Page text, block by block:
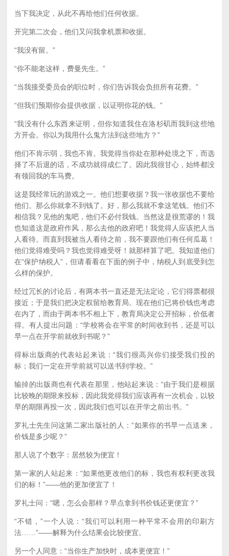
当下我决定，从此不再给他们任何收据。
开完第二次会，他们又问我拿机票和收据。
“我没有留。”
“你不能老这样，费曼先生。”
“当我接受委员会的职位时，你们告诉我会负担所有花费。”
“但我们预期你会提供收据，以证明你花的钱。”
“我没有什么东西来证明，但你知道我住在洛杉矶而我到这些地
方开会。你以为我用什么鬼方法到这些地方？”
他们不肯示弱，我也不肯。我觉得当你处在那种处境之下，而选
择了不后退的话，不成功就得成仁了。因此我很甘心，始终都没
有领回我的车马费。
这是我经常玩的游戏之一。他们想要收据？我一张收据也不要给
他们。那么你就拿不到钱了。好，那么我就不拿这笔钱。他们不
相信我？见他的鬼吧，他们不必付我钱。当然这是很荒谬的！我
也知道这是政府作风，那么去他的政府吧！我觉得人应该把人当
人看待。而直到我被当人看待之前，我不要跟他们有任何瓜葛！
他们觉得难受吗？我也觉得难受呀！就那样算了吧。我知道他们
在“保护纳税人”，但请看看在下面的例子中，纳税人到底受到怎
么样的保护。
经过冗长的讨论后，有两本书一直还是无法定论，它们得票都很
接近；于是我们把决定权留给教育局。现在他们已将价钱也考虑
在内了，而由于两本书不相上下，教育局决定公开招标，价低者
得。有人提出问题：“学校将会在平常的时间收到书，还是可以
早一点在开学前就收到书呢？”
得标出版商的代表站起来说：“我们很高兴你们接受我们投的
标；我们一定在开学前就可以送书到学校。”
输掉的出版商也有代表在那里，他站起来说：“由于我们是根据
比较晚的期限来投标，因此我觉得我们应该再有一次机会，以较
早的期限再投一次，因此我们也可以在开学之前出书。”
罗礼士先生问这第二家出版社的人：“如果你的书早一点送来，
价钱是多少呢？”
那人说了个数字：居然较为便宜！
第一家的人站起来：“如果他更改他们的标，我也有权利更改我
们的标！”——他的更加便宜了！
罗礼士问：“嗯，怎么会那样？早点拿到书价钱还更便宜？”
“不错，”一个人说：“我们可以利用一种平常不会用的印刷方
法……”——解释为什么结果会比较便宜。
另一个人同意：“当你生产加快时，成本更便宜！”